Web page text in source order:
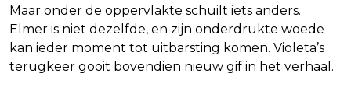
Maar onder de oppervlakte schuilt iets anders.
Elmer is niet dezelfde, en zijn onderdrukte woede
kan ieder moment tot uitbarsting komen. Violeta’s
terugkeer gooit bovendien nieuw gif in het verhaal.